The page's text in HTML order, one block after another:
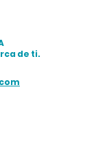
de ti.